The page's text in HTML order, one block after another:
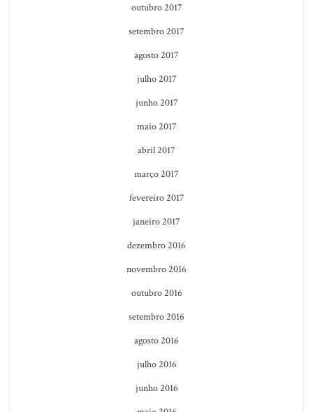
outubro 2017
setembro 2017
agosto 2017
julho 2017
junho 2017
maio 2017
abril 2017
março 2017
fevereiro 2017
janeiro 2017
dezembro 2016
novembro 2016
outubro 2016
setembro 2016
agosto 2016
julho 2016
junho 2016